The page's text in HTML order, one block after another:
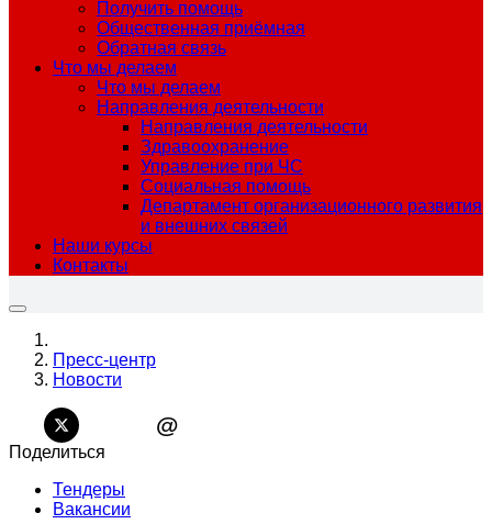
Получить помощь
Общественная приёмная
Обратная связь
Что мы делаем
Что мы делаем
Направления деятельности
Направления деятельности
Здравоохранение
Управление при ЧС
Социальная помощь
Департамент организационного развития
и внешних связей
Наши курсы
Контакты
Пресс-центр
Новости
@
Поделиться
Тендеры
Вакансии